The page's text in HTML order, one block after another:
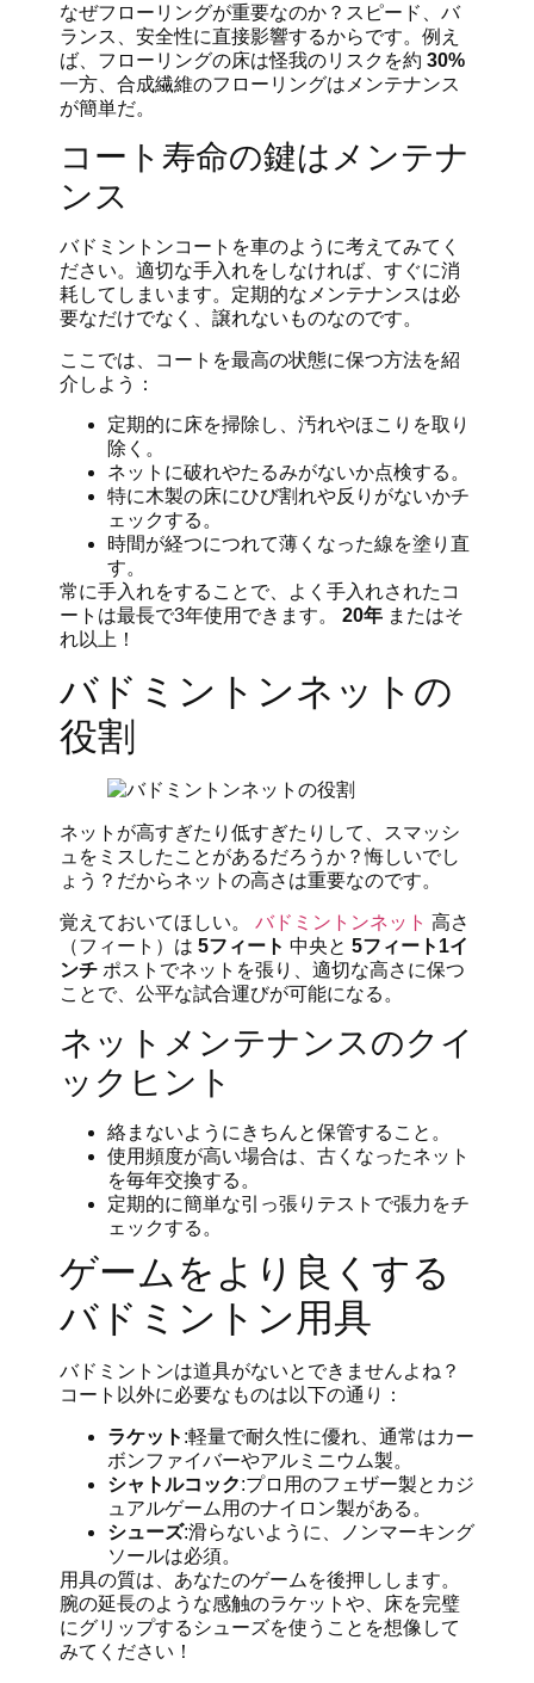
なぜフローリングが重要なのか？スピード、バ
ランス、安全性に直接影響するからです。例え
ば、フローリングの床は怪我のリスクを約 30%
一方、合成繊維のフローリングはメンテナンス
が簡単だ。
コート寿命の鍵はメンテナ
ンス
バドミントンコートを車のように考えてみてく
ださい。適切な手入れをしなければ、すぐに消
耗してしまいます。定期的なメンテナンスは必
要なだけでなく、譲れないものなのです。
ここでは、コートを最高の状態に保つ方法を紹
介しよう：
定期的に床を掃除し、汚れやほこりを取り
除く。
ネットに破れやたるみがないか点検する。
特に木製の床にひび割れや反りがないかチ
ェックする。
時間が経つにつれて薄くなった線を塗り直
す。
常に手入れをすることで、よく手入れされたコ
ートは最長で3年使用できます。 20年 またはそ
れ以上！
バドミントンネットの
役割
ネットが高すぎたり低すぎたりして、スマッシ
ュをミスしたことがあるだろうか？悔しいでし
ょう？だからネットの高さは重要なのです。
覚えておいてほしい。 バドミントンネット 高さ
（フィート）は 5フィート 中央と 5フィート1イ
ンチ ポストでネットを張り、適切な高さに保つ
ことで、公平な試合運びが可能になる。
ネットメンテナンスのクイ
ックヒント
絡まないようにきちんと保管すること。
使用頻度が高い場合は、古くなったネット
を毎年交換する。
定期的に簡単な引っ張りテストで張力をチ
ェックする。
ゲームをより良くする
バドミントン用具
バドミントンは道具がないとできませんよね？
コート以外に必要なものは以下の通り：
ラケット :軽量で耐久性に優れ、通常はカー
ボンファイバーやアルミニウム製。
シャトルコック:プロ用のフェザー製とカジ
ュアルゲーム用のナイロン製がある。
シューズ:滑らないように、ノンマーキング
ソールは必須。
用具の質は、あなたのゲームを後押しします。
腕の延長のような感触のラケットや、床を完璧
にグリップするシューズを使うことを想像して
みてください！